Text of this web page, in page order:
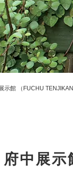
示館 （FUCHU
府中展